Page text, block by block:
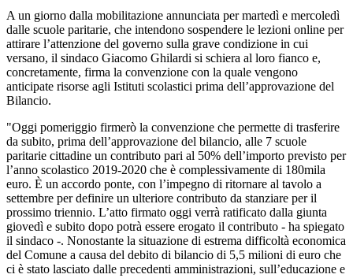
A un giorno dalla mobilitazione annunciata per martedì e mercoledì
dalle scuole paritarie, che intendono sospendere le lezioni online per
attirare l’attenzione del governo sulla grave condizione in cui
versano, il sindaco Giacomo Ghilardi si schiera al loro fianco e,
concretamente, firma la convenzione con la quale vengono
anticipate risorse agli Istituti scolastici prima dell’approvazione del
Bilancio.
"Oggi pomeriggio firmerò la convenzione che permette di trasferire
da subito, prima dell’approvazione del bilancio, alle 7 scuole
paritarie cittadine un contributo pari al 50% dell’importo previsto per
l’anno scolastico 2019-2020 che è complessivamente di 180mila
euro. È un accordo ponte, con l’impegno di ritornare al tavolo a
settembre per definire un ulteriore contributo da stanziare per il
prossimo triennio. L’atto firmato oggi verrà ratificato dalla giunta
giovedì e subito dopo potrà essere erogato il contributo - ha spiegato
il sindaco -. Nonostante la situazione di estrema difficoltà economica
del Comune a causa del debito di bilancio di 5,5 milioni di euro che
ci è stato lasciato dalle precedenti amministrazioni, sull’educazione e